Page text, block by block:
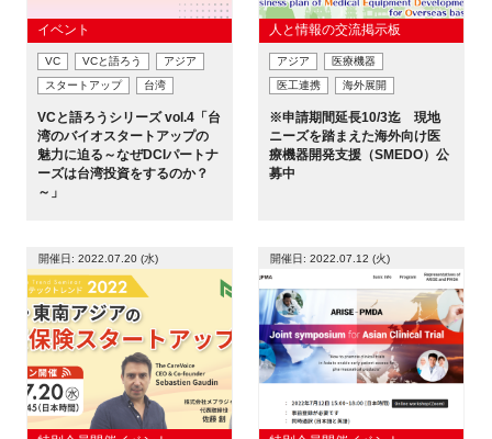
イベント
VC VCと語ろう
アジア
スタートアップ
台湾
VCと語ろうシリーズ vol.4「台
湾のバイオスタートアップの
魅力に迫る～なぜDCIパートナ
ーズは台湾投資をするのか？
～」
人と情報の交流掲示板
アジア
医療機器
医工連携
海外展開
※申請期間延長10/3迄 現地
ニーズを踏まえた海外向け医
療機器開発支援（SMEDO）公
募中
開催日: 2022.07.20 (水) 開催日: 2022.07.12 (火)